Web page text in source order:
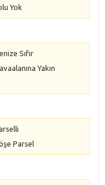
Yok
Sıfır
Yakın
Parsel